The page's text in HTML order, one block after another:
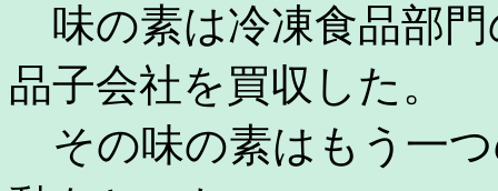
味の素は冷凍食品部門
品子会社を買収した。
その味の素はもう一